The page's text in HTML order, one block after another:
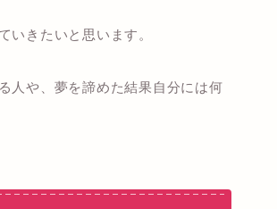
いきたいと思います。
人や、夢を諦めた結果自分には何